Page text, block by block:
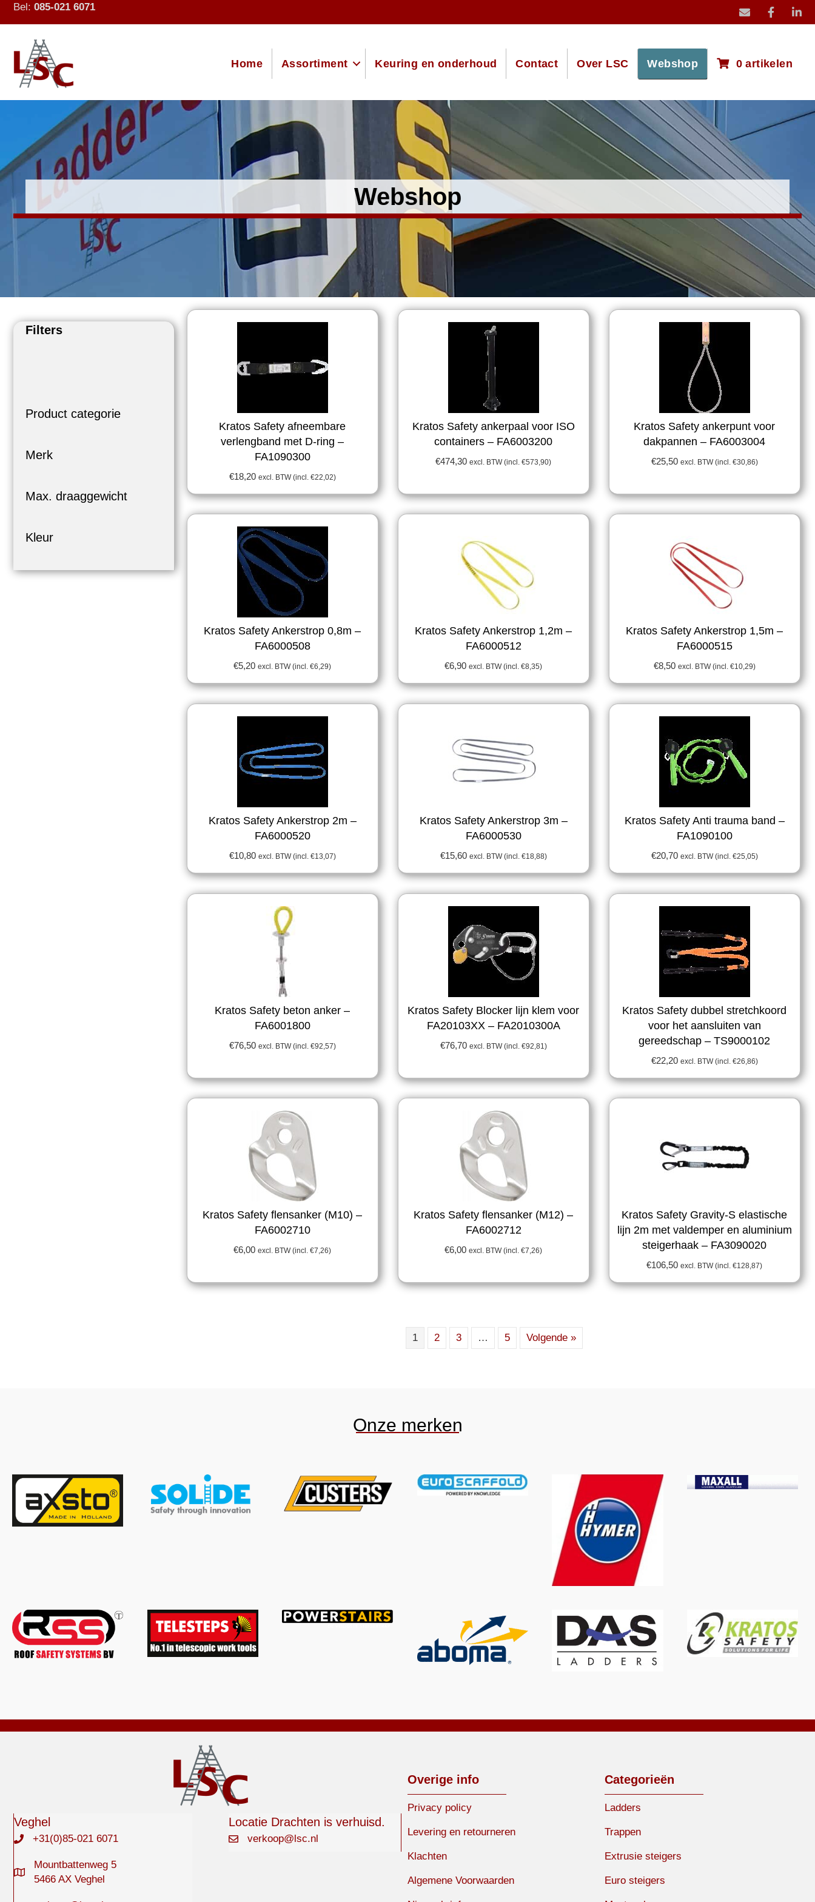
Bel: 085-021 6071
mail icoon stuur
Home Assortiment Keuring en onderhoud Contact Over LSC Webshop 0 artikelen
Webshop
Filters
Product categorie
Merk
Max. draaggewicht
Kleur
Kratos Safety afneembare
verlengband met D-ring –
FA1090300
€18,20 excl. BTW (incl. €22,02)
Kratos Safety ankerpaal voor ISO
containers – FA6003200
€474,30 excl. BTW (incl.€573,90)
Kratos Safety ankerpunt voor
dakpannen – FA6003004
€25,50 excl. BTW (incl. €30,86)
Kratos Safety Ankerstrop 0,8m –
FA6000508
€5,20 excl. BTW (incl.€6,29)
Kratos Safety Ankerstrop 1,2m –
FA6000512
€6,90 excl. BTW (incl.€8,35)
Kratos Safety Ankerstrop 1,5m –
FA6000515
€8,50 excl. BTW (incl. €10,29)
Kratos Safety Ankerstrop 2m –
FA6000520
€10,80 excl. BTW (incl. €13,07)
Kratos Safety Ankerstrop 3m –
FA6000530
€15,60 excl. BTW (incl. €18,88)
Kratos Safety Anti trauma band –
FA1090100
€20,70 excl. BTW (incl. €25,05)
Kratos Safety beton anker –
FA6001800
€76,50 excl. BTW (incl. €92,57)
Kratos Safety Blocker lijn klem voor
FA20103XX – FA2010300A
€76,70 excl. BTW (incl. €92,81 )
Kratos Safety dubbel stretchkoord
voor het aansluiten van
gereedschap – TS9000102
€22,20 excl. BTW (incl. €26,86)
Kratos Safety flensanker (M10) –
FA6002710
€6,00 excl. BTW (incl.€7,26)
Kratos Safety flensanker (M12) –
FA6002712
€6,00 excl. BTW (incl.€7,26)
Kratos Safety Gravity-S elastische
lijn 2m met valdemper en aluminium
steigerhaak – FA3090020
€106,50 excl. BTW (incl.€128,87)
1 2 3 … 5 Volgende »
Onze merken
Veghel
+31(0)85-021 6071
Mountbattenweg 5
5466 AX Veghel
Locatie Drachten is verhuisd.
verkoop@lsc.nl
Overige info
Privacy policy
Levering en retourneren
Klachten
Algemene Voorwaarden
Categorieën
Ladders
Trappen
Extrusie steigers
Euro steigers